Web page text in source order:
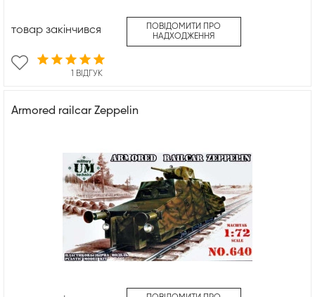
1 ВІДГУК
товар закінчився
ПОВІДОМИТИ ПРО
НАДХОДЖЕННЯ
Armored railcar Zeppelin